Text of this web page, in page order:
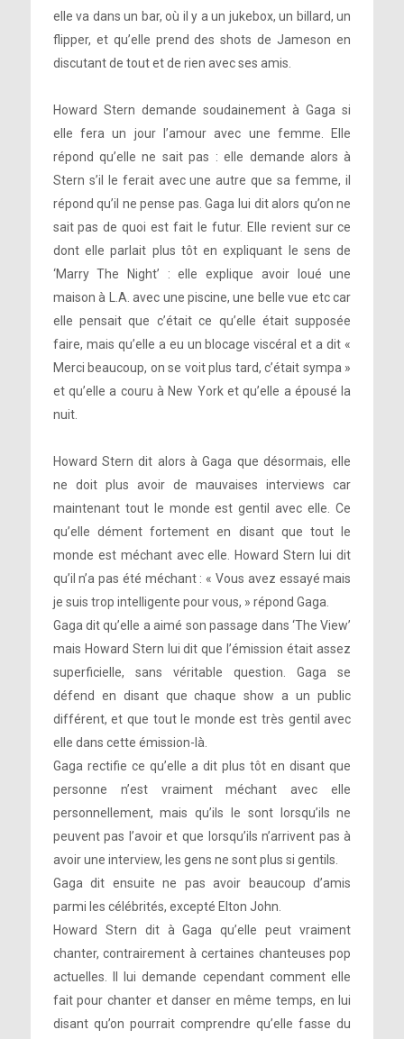
elle va dans un bar, où il y a un jukebox, un billard, un
flipper, et qu’elle prend des shots de Jameson en
discutant de tout et de rien avec ses amis.
Howard Stern demande soudainement à Gaga si
elle fera un jour l’amour avec une femme. Elle
répond qu’elle ne sait pas : elle demande alors à
Stern s’il le ferait avec une autre que sa femme, il
répond qu’il ne pense pas. Gaga lui dit alors qu’on ne
sait pas de quoi est fait le futur. Elle revient sur ce
dont elle parlait plus tôt en expliquant le sens de
‘Marry The Night’ : elle explique avoir loué une
maison à L.A. avec une piscine, une belle vue etc car
elle pensait que c’était ce qu’elle était supposée
faire, mais qu’elle a eu un blocage viscéral et a dit «
Merci beaucoup, on se voit plus tard, c’était sympa »
et qu’elle a couru à New York et qu’elle a épousé la
nuit.
Howard Stern dit alors à Gaga que désormais, elle
ne doit plus avoir de mauvaises interviews car
maintenant tout le monde est gentil avec elle. Ce
qu’elle dément fortement en disant que tout le
monde est méchant avec elle. Howard Stern lui dit
qu’il n’a pas été méchant : « Vous avez essayé mais
je suis trop intelligente pour vous, » répond Gaga.
Gaga dit qu’elle a aimé son passage dans ‘The View’
mais Howard Stern lui dit que l’émission était assez
superficielle, sans véritable question. Gaga se
défend en disant que chaque show a un public
différent, et que tout le monde est très gentil avec
elle dans cette émission-là.
Gaga rectifie ce qu’elle a dit plus tôt en disant que
personne n’est vraiment méchant avec elle
personnellement, mais qu’ils le sont lorsqu’ils ne
peuvent pas l’avoir et que lorsqu’ils n’arrivent pas à
avoir une interview, les gens ne sont plus si gentils.
Gaga dit ensuite ne pas avoir beaucoup d’amis
parmi les célébrités, excepté Elton John.
Howard Stern dit à Gaga qu’elle peut vraiment
chanter, contrairement à certaines chanteuses pop
actuelles. Il lui demande cependant comment elle
fait pour chanter et danser en même temps, en lui
disant qu’on pourrait comprendre qu’elle fasse du